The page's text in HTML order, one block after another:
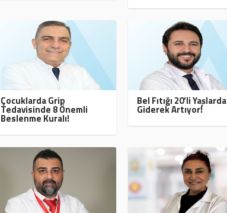
Çocuklarda Grip
Tedavisinde 8 Önemli
Beslenme Kuralı!
Bel Fıtığı 20’li Yaşlarda
Giderek Artıyor!